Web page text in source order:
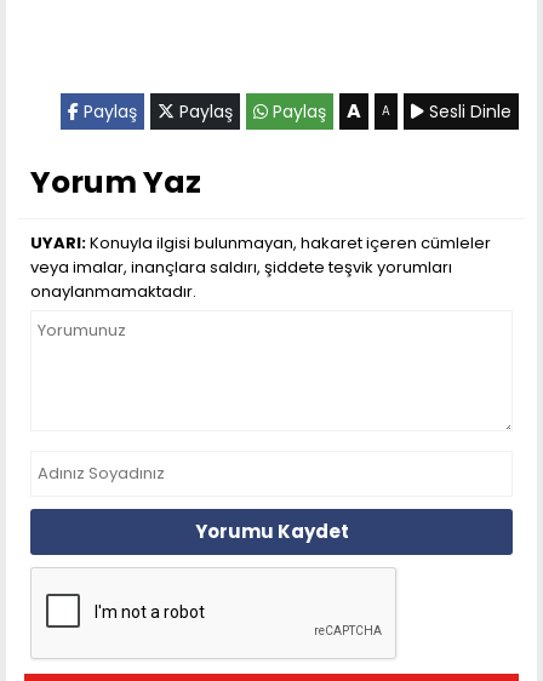
Paylaş Paylaş Paylaş A A Sesli Dinle
Yorum Yaz
UYARI:Konuyla ilgisi bulunmayan, hakaret içeren cümleler
veya imalar, inançlara saldırı, şiddete teşvik yorumları
onaylanmamaktadır.
Yorumu Kaydet